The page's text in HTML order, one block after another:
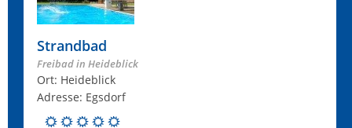
Strandbad
Freibad in Heideblick
Ort: Heideblick
Adresse: Egsdorf